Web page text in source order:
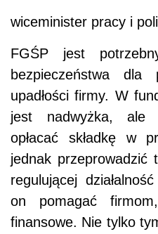
wiceminister pracy i
FGŚP jest
bezpieczeństwa
upadłości firmy. W
jest nadwyżka, ale
opłacać składkę w
jednak przeprowadzić
regulującej
on pomagać
finansowe. Nie tylko